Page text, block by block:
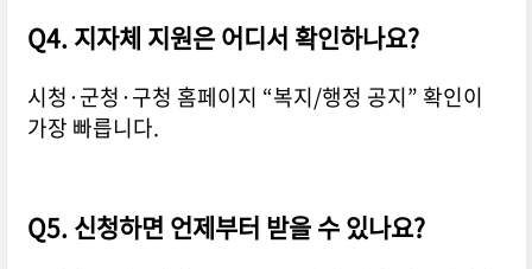
Q4. 지자체 지원은 어디서 확인하나요?
시청·군청·구청 홈페이지 “복지/행정 공지” 확인이
가장 빠릅니다.
Q5. 신청하면 언제부터 받을 수 있나요?